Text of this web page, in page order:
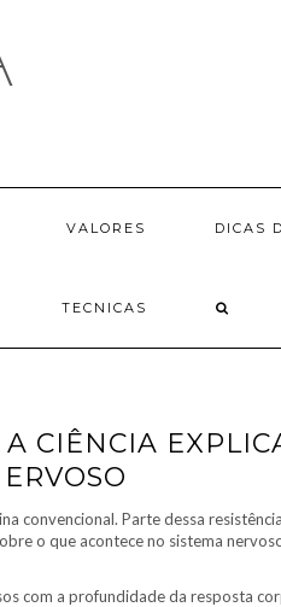
VALORES DICAS
TECNICAS
CIÊNCIA
convencional. Parte dessa
o que acontece no sistema
com a profundidade da resposta